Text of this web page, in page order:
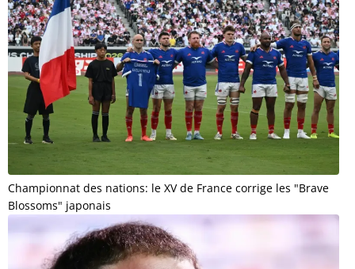
Championnat des nations: le XV de France corrige les "Brave
Blossoms" japonais